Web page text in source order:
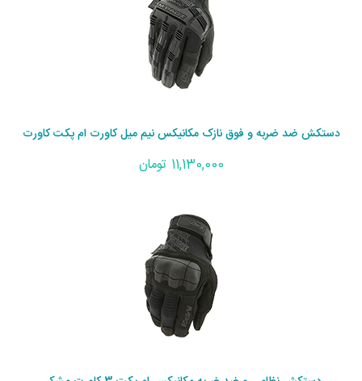
دستکش ضد ضربه و فوق نازک مکانیکس نیم میل کاورت ام پکت کاورت
11,130,000 تومان